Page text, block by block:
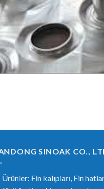
SINOAK CO.,
Fin kalıpları, Fin